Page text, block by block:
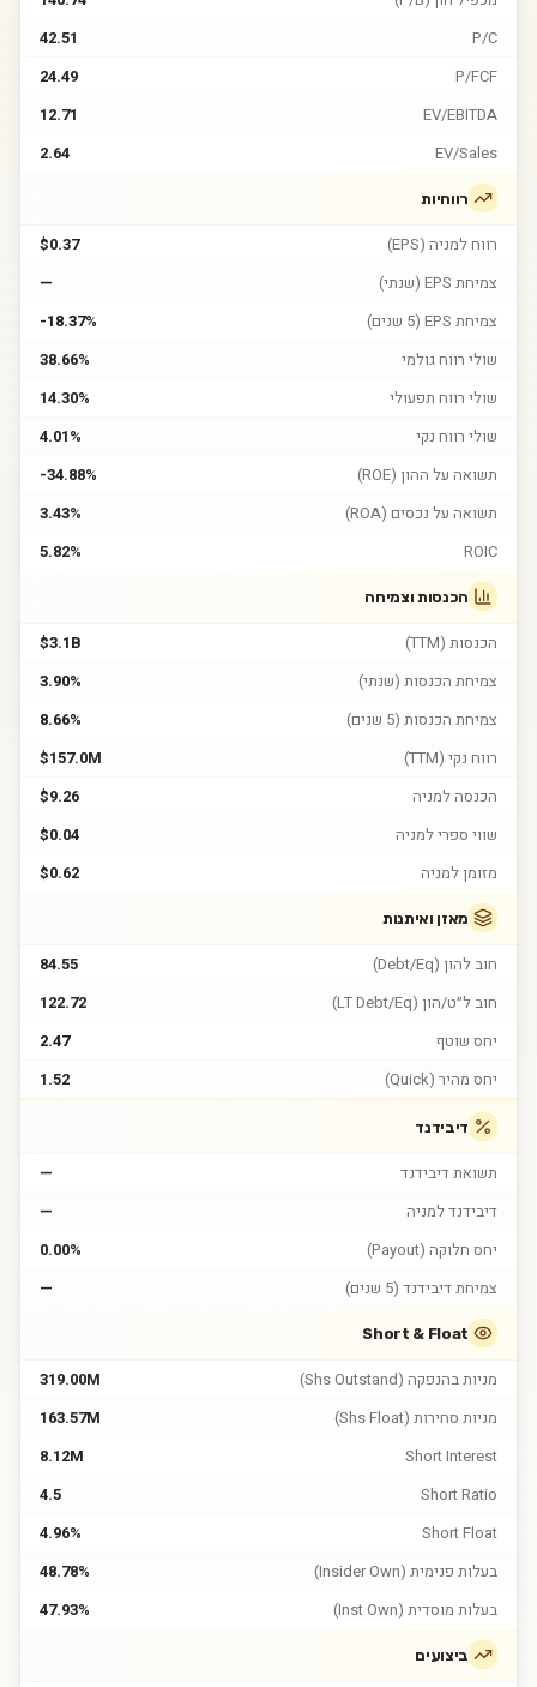
P/C
42.51
P/FCF
24.49
EV/EBITDA
12.71
EV/Sales
2.64
רווחיות
רווח למניה (EPS)
$0.37
צמיחת EPS (שנתי)
—
צמיחת EPS (5 שנים)
-18.37%
שולי רווח גולמי
38.66%
שולי רווח תפעולי
14.30%
שולי רווח נקי
4.01%
תשואה על ההון (ROE)
-34.88%
תשואה על נכסים (ROA)
3.43%
ROIC
5.82%
הכנסות וצמיחה
הכנסות (TTM)
$3.1B
צמיחת הכנסות (שנתי)
3.90%
צמיחת הכנסות (5 שנים)
8.66%
רווח נקי (TTM)
$157.0M
הכנסה למניה
$9.26
שווי ספרי למניה
$0.04
מזומן למניה
$0.62
מאזן ואיתנות
חוב להון (Debt/Eq)
84.55
חוב ל״ט/הון (LT Debt/Eq)
122.72
יחס שוטף
2.47
יחס מהיר (Quick)
1.52
דיבידנד
תשואת דיבידנד
—
דיבידנד למניה
—
יחס חלוקה (Payout)
0.00%
צמיחת דיבידנד (5 שנים)
—
Short & Float
מניות בהנפקה (Shs Outstand)
319.00M
מניות סחירות (Shs Float)
163.57M
Short Interest
8.12M
Short Ratio
4.5
Short Float
4.96%
בעלות פנימית (Insider Own)
48.78%
בעלות מוסדית (Inst Own)
47.93%
ביצועים